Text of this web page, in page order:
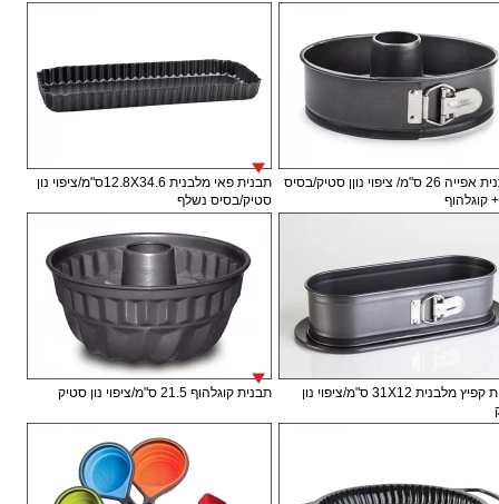
תבתנית אפייה 26 ס"מ/ ציפוי נוןן סטיק/בסיס
קוגלהוף
תבנית פאי מלבנית 12.8X34.6ס"מ/ציפוי נון
סטיק/בסיס נשלף
תבנית קפיץ מלבנית 31X12 ס"מ/ציפוי נון
תבנית קוגלהוף 21.5 ס"מ/ציפוי נון סטיק